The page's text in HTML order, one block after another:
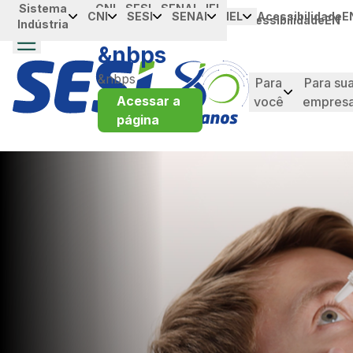
メインコンテンツにスキップ
Sistema
Indústria
CNI SESI SENAI IEL Acessibilidade
Para
você
Para
Portal da
Industria
CNI SESI SENAI
IEL
AcessibilidadeEN
&nbps
&nbps
Acessar a
página